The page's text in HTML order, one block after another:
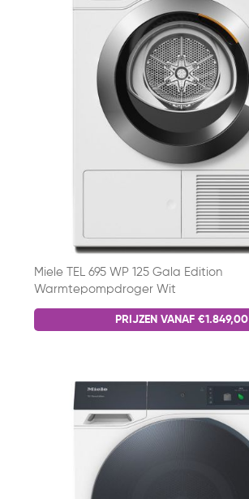
Miele TEL 695 WP 125 Gala Edition
Warmtepompdroger Wit
PRIJZEN VANAF €1.849,00